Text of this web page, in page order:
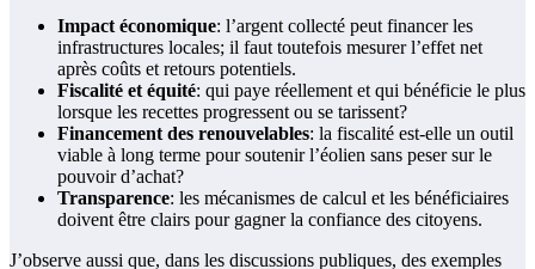
Impact économique: l’argent collecté peut financer les
infrastructures locales; il faut toutefois mesurer l’effet net
après coûts et retours potentiels.
Fiscalité et équité: qui paye réellement et qui bénéficie le plus
lorsque les recettes progressent ou se tarissent?
Financement des renouvelables: la fiscalité est-elle un outil
viable à long terme pour soutenir l’éolien sans peser sur le
pouvoir d’achat?
Transparence: les mécanismes de calcul et les bénéficiaires
doivent être clairs pour gagner la confiance des citoyens.
J’observe aussi que, dans les discussions publiques, des exemples